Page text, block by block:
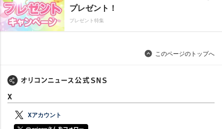
プレゼント！
プレゼント特集
このページのトップへ
X
Xアカウント